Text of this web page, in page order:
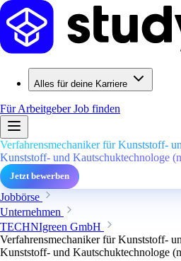
Alles für deine Karriere
Für ArbeitgeberJob finden
Verfahrensmechaniker für Kunststoff-
Kunststoff- und Kautschuktechnologe
Jetzt bewerben
Jobbörse
Unternehmen
TECHNIgreen GmbH
Verfahrensmechaniker für Kunststoff-
Kunststoff- und Kautschuktechnologe